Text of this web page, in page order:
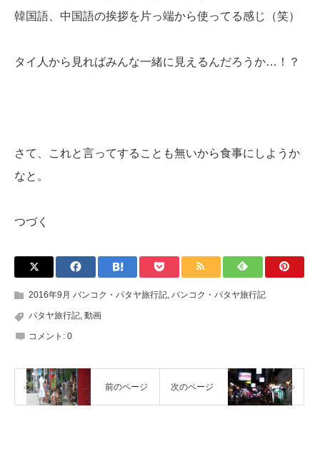
韓国語、中国語の挨拶を片っ端から使ってる感じ（笑）
タイ人から見ればみんな一緒に見えるんだろうか…！？
さて、これと言ってすることも無いから食事にしようか
なと。
つづく
2016年9月 バンコク・パタヤ旅行記, バンコク・パタヤ旅行記
パタヤ旅行記, 動画
コメント: 0
前のページ 次のページ